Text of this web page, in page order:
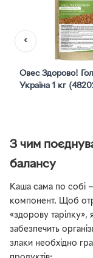
‹
Овес Здорово!
Україна 1 кг
З чим
балансу
Каша сама по собі
компонент. Щоб
«здорову тарілку»,
забезпечить
злаки необхідно